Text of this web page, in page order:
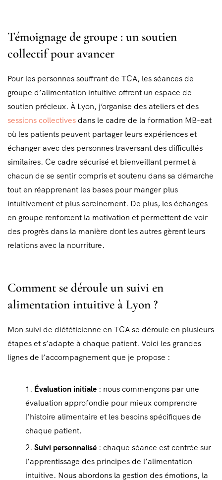
Témoignage de groupe : un soutien
collectif pour avancer
Pour les personnes souffrant de TCA, les séances de
groupe d’alimentation intuitive offrent un espace de
soutien précieux. À Lyon, j’organise des ateliers et des
sessions collectivesdans le cadre de la formation MB-eat
où les patients peuvent partager leurs expériences et
échanger avec des personnes traversant des difficultés
similaires. Ce cadre sécurisé et bienveillant permet à
chacun de se sentir compris et soutenu dans sa démarche
tout en réapprenant les bases pour manger plus
intuitivement et plus sereinement. De plus, les échanges
en groupe renforcent la motivation et permettent de voir
des progrès dans la manière dont les autres gèrent leurs
relations avec la nourriture.
Comment se déroule un suivi en
alimentation intuitive à Lyon ?
Mon suivi de diététicienne en TCA se déroule en plusieurs
étapes et s’adapte à chaque patient. Voici les grandes
lignes de l’accompagnement que je propose :
Évaluation initiale : nous commençons par une
évaluation approfondie pour mieux comprendre
l’histoire alimentaire et les besoins spécifiques de
chaque patient.
Suivi personnalisé : chaque séance est centrée sur
l’apprentissage des principes de l’alimentation
intuitive. Nous abordons la gestion des émotions, la